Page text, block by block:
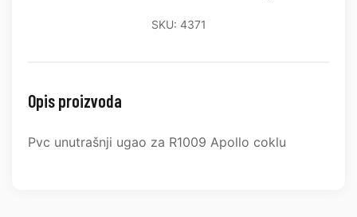
SKU: 4371
Opis proizvoda
Pvc unutrašnji ugao za R1009 Apollo coklu